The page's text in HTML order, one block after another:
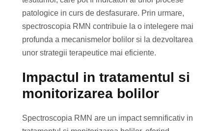
patologice in curs de desfasurare. Prin urmare,
spectroscopia RMN contribuie la o intelegere mai
profunda a mecanismelor bolilor si la dezvoltarea
unor strategii terapeutice mai eficiente.
Impactul in tratamentul si
monitorizarea bolilor
Spectroscopia RMN are un impact semnificativ in